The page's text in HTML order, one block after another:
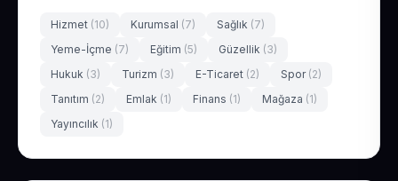
Hizmet (10) Kurumsal (7) Sağlık (7)
Yeme-İçme (7) Eğitim (5) Güzellik (3)
Hukuk (3) Turizm (3) E-Ticaret (2) Spor (2)
Tanıtım (2) Emlak (1) Finans (1) Mağaza (1)
Yayıncılık (1)